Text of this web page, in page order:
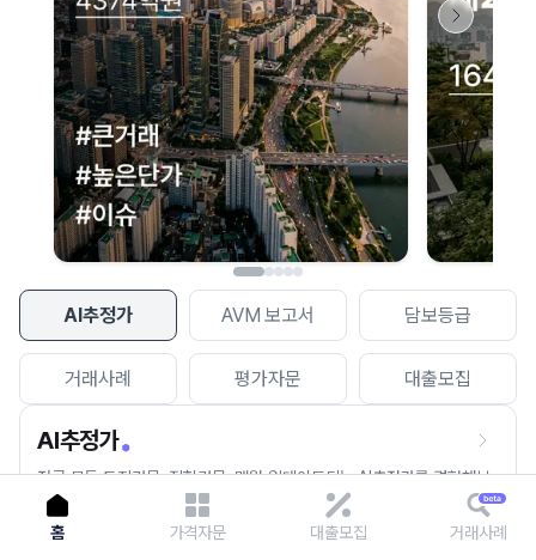
AI추정가 AVM 보고서 담보등급
거래사례 평가자문 대출모집
AI추정가
전국 모든 토지건물, 집합건물, 매월 업데이트되는 AI추정가를 경험해보
세요.
현재 네이버 지도 연결이 원활하지 않아 지도를 불러올 수 없습니다.
이용에 불편을 드려 죄송합니다.
다시 시도
홈 가격자문 대출모집 거래사례